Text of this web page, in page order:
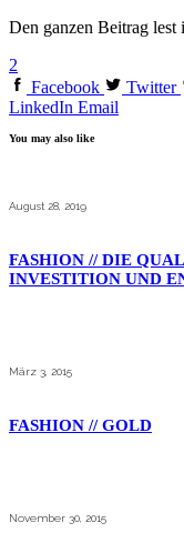
Den ganzen Beitrag lest
2
Facebook
Twitter
LinkedIn Email
You may also like
August 28, 2019
FASHION // DIE
INVESTITION UND
März 3, 2015
FASHION // GOLD
November 30, 2015